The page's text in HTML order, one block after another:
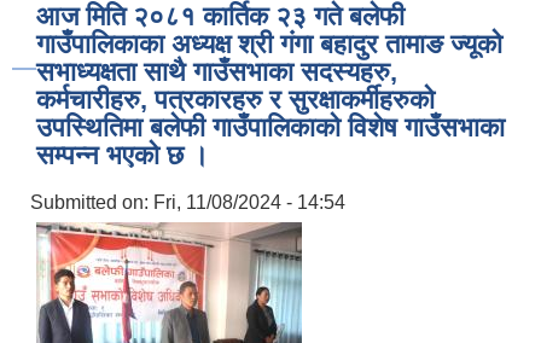
आज मिति २०८१ कार्तिक २३ गते बलेफी
गाउँपालिकाका अध्यक्ष श्री गंगा बहादुर तामाङ ज्यूको
सभाध्यक्षता साथै गाउँसभाका सदस्यहरु,
कर्मचारीहरु, पत्रकारहरु र सुरक्षाकर्मीहरुको
उपस्थितिमा बलेफी गाउँपालिकाको विशेष गाउँसभाका
सम्पन्न भएको छ ।
Submitted on: Fri, 11/08/2024 - 14:54